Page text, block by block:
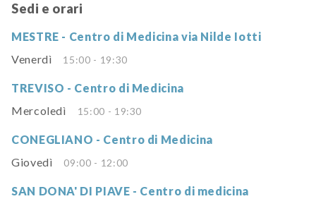
Sedi e orari
MESTRE - Centro di Medicina via Nilde Iotti
Venerdì
15:00 - 19:30
TREVISO - Centro di Medicina
Mercoledì
15:00 - 19:30
CONEGLIANO - Centro di Medicina
Giovedì
09:00 - 12:00
SAN DONA' DI PIAVE - Centro di medicina